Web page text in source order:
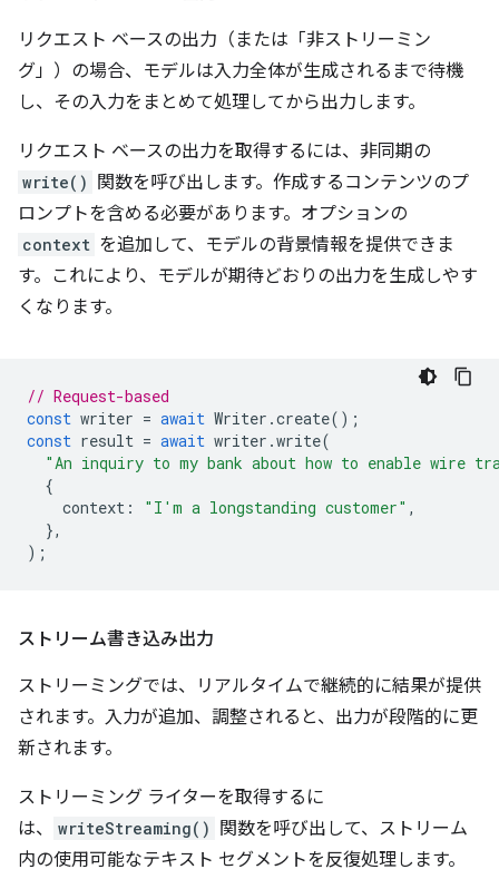
リクエスト ベースの出力（または「非ストリーミン
グ」）の場合、モデルは入力全体が生成されるまで待機
し、その入力をまとめて処理してから出力します。
リクエスト ベースの出力を取得するには、非同期の
write()
関数を呼び出します。作成するコンテンツのプ
ロンプトを含める必要があります。オプションの
context を追加して、モデルの背景情報を提供できま
す。これにより、モデルが期待どおりの出力を生成しやす
くなります。
// Request-based
const writer = await Writer .create();
const result = await writer .write(
"An inquiry to my bank about how to enable wire
{
context : "I'm a longstanding customer" ,
},
);
ストリーム書き込み出力
ストリーミングでは、リアルタイムで継続的に結果が提供
されます。入力が追加、調整されると、出力が段階的に更
新されます。
ストリーミング ライターを取得するに
は、
writeStreaming()
関数を呼び出して、ストリーム
内の使用可能なテキスト セグメントを反復処理します。